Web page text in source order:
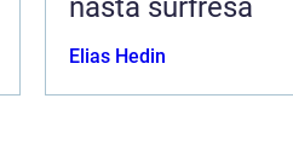
Elias Hedin